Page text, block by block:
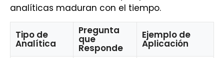
analíticas maduran con el tiempo.
Tipo de
Analítica
Pregunta
que
Responde
Ejemplo de
Aplicación